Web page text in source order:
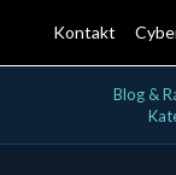
Kontakt
IT-Security
Bundles
Blog &